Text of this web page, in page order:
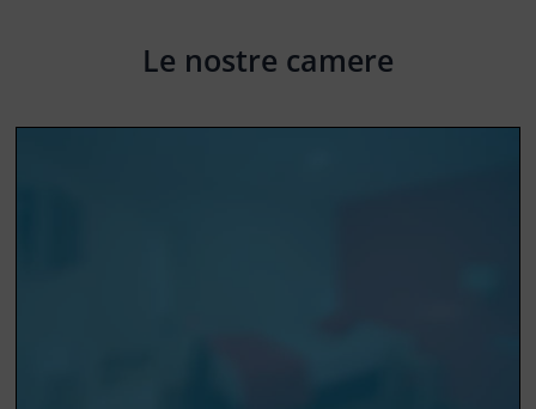
Le nostre camere